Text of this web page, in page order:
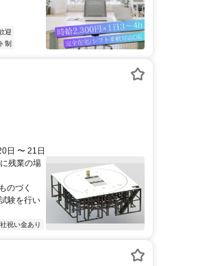
迎
制
日 〜 21日
残業の場
のづく
験を行い
祝い金あり